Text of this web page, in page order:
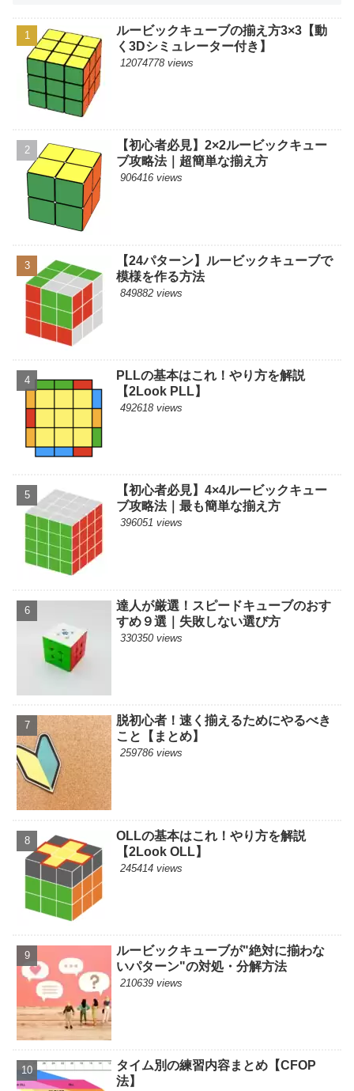
ルービックキューブの揃え方3×3【動
く3Dシミュレーター付き】
12074778 views
【初心者必見】2×2ルービックキュー
ブ攻略法｜超簡単な揃え方
906416 views
【24パターン】ルービックキューブで
模様を作る方法
849882 views
PLLの基本はこれ！やり方を解説
【2Look PLL】
492618 views
【初心者必見】4×4ルービックキュー
ブ攻略法｜最も簡単な揃え方
396051 views
達人が厳選！スピードキューブのおす
すめ９選｜失敗しない選び方
330350 views
脱初心者！速く揃えるためにやるべき
こと【まとめ】
259786 views
OLLの基本はこれ！やり方を解説
【2Look OLL】
245414 views
ルービックキューブが"絶対に揃わな
いパターン"の対処・分解方法
210639 views
タイム別の練習内容まとめ【CFOP
法】